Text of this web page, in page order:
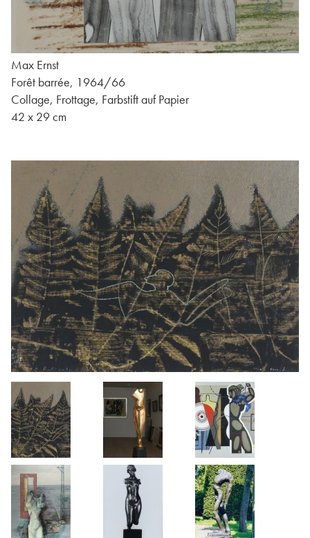
Max Ernst
Forêt barrée, 1964/66
Collage, Frottage, Farbstift auf Papier
42 x 29 cm